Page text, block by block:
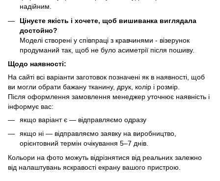
надійним.
Цінуєте якість і хочете, щоб вишиванка виглядала
достойно?
Моделі створені у співпраці з кравчинями - візерунок
продуманий так, щоб не було асиметрії після пошиву.
Щодо наявності:
На сайті всі варіанти заготовок позначені як в наявності, щоб
ви могли обрати бажану тканину, друк, колір і розмір.
Після оформлення замовлення менеджер уточнює наявність і
інформує вас:
якщо варіант є — відправляємо одразу
якщо ні — відправляємо заявку на виробництво,
орієнтовний термін очікування 5–7 днів.
Кольори на фото можуть відрізнятися від реальних залежно
від налаштувань яскравості екрану вашого пристрою.